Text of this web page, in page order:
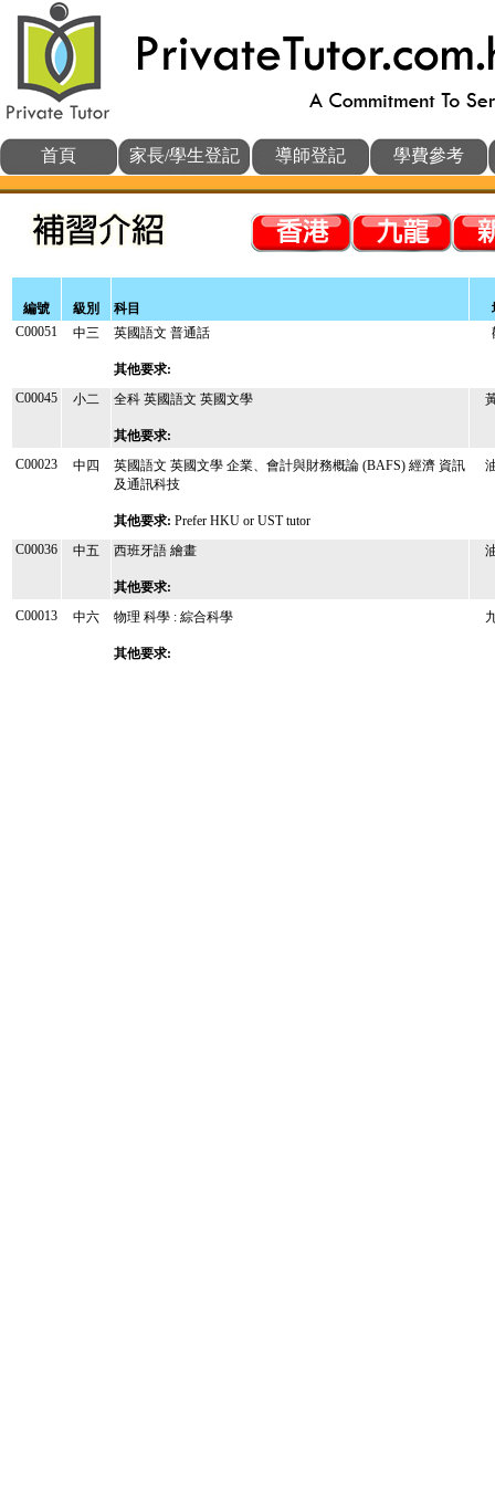
首頁 家長/學生登記 導師登記 學費參考
編號 級別 科目
C00051
中三 英國語文 普通話
其他要求:
C00045 小二 全科 英國語文 英國文學
其他要求:
C00023 中四
英國語文 英國文學 企業、會計與財務概論 (BAFS) 經濟 資訊
及通訊科技
其他要求: Prefer HKU or UST tutor
C00036 中五 西班牙語 繪畫
其他要求:
C00013 中六 物理 科學 : 綜合科學
其他要求: